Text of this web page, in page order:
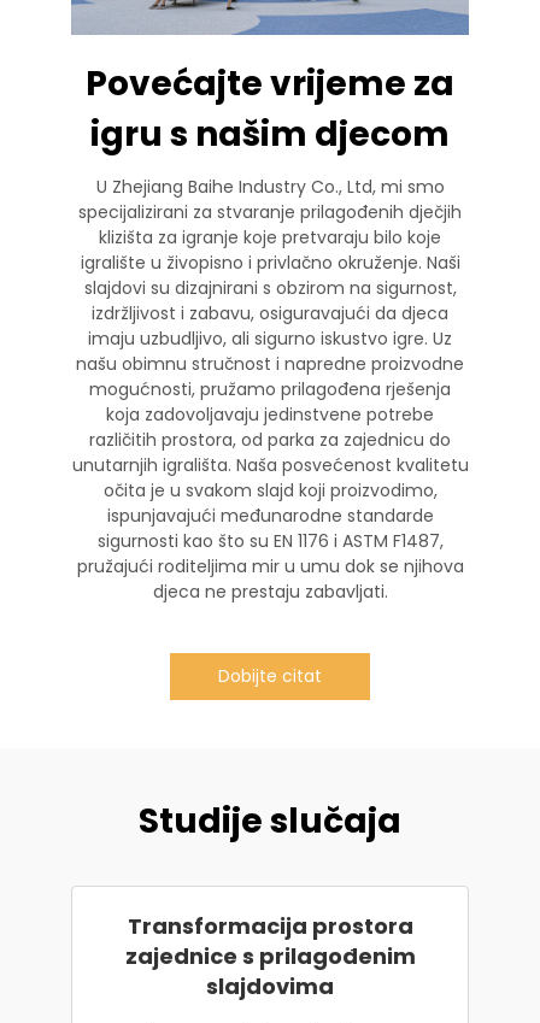
Povećajte vrijeme za
igru s našim djecom
U Zhejiang Baihe Industry Co., Ltd, mi smo
specijalizirani za stvaranje prilagođenih dječjih
klizišta za igranje koje pretvaraju bilo koje
igralište u živopisno i privlačno okruženje. Naši
slajdovi su dizajnirani s obzirom na sigurnost,
izdržljivost i zabavu, osiguravajući da djeca
imaju uzbudljivo, ali sigurno iskustvo igre. Uz
našu obimnu stručnost i napredne proizvodne
mogućnosti, pružamo prilagođena rješenja
koja zadovoljavaju jedinstvene potrebe
različitih prostora, od parka za zajednicu do
unutarnjih igrališta. Naša posvećenost kvalitetu
očita je u svakom slajd koji proizvodimo,
ispunjavajući međunarodne standarde
sigurnosti kao što su EN 1176 i ASTM F1487,
pružajući roditeljima mir u umu dok se njihova
djeca ne prestaju zabavljati.
Dobijte citat
Studije slučaja
Transformacija prostora
zajednice s prilagođenim
slajdovima